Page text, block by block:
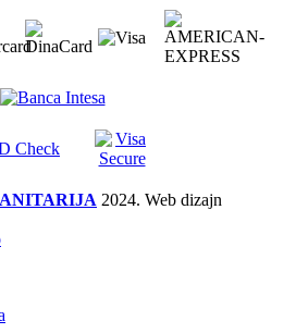
2024. Web dizajn